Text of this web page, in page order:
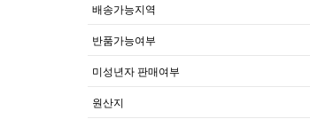
배송가능지역
반품가능여부
미성년자 판매여부
원산지